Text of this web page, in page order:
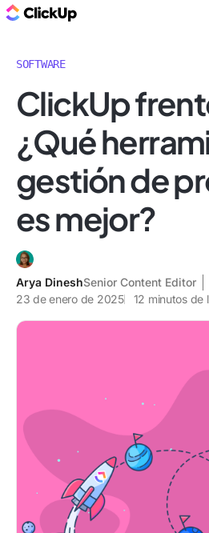
SOFTWARE
ClickUp
¿Qué
gestión de
es mejor?
Arya DineshSenior Content Editor
23 de enero de 2025
12 minutos de